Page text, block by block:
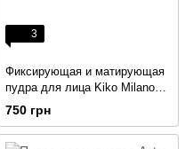
3
Фиксирующая и матирующая
пудра для лица Kiko Milano
Invisible Touch Face Fixing
Powder
750 грн